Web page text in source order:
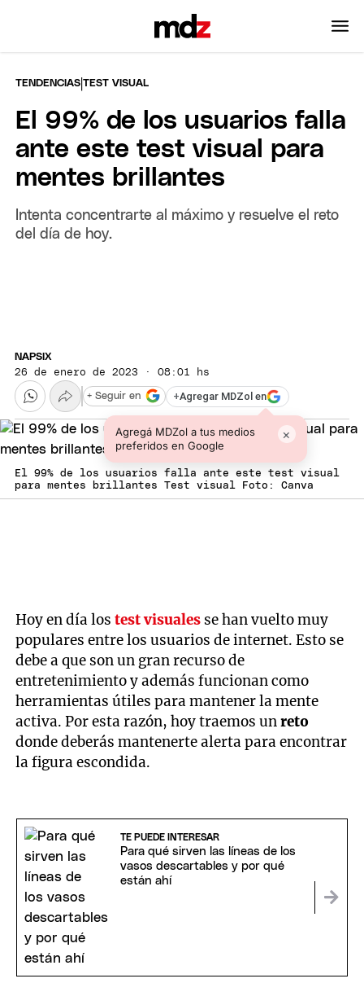
TENDENCIAS |TEST VISUAL
El 99% de los usuarios falla
ante este test visual para
mentes brillantes
Intenta concentrarte al máximo y resuelve el reto
del día de hoy.
NAPSIX
26 de enero de 2023 · 08:01 hs
+Agregar MDZol en
Agregá MDZol a tus medios
preferidos en Google
×
+ Seguir en
El 99% de los usuarios falla ante este test visual
para mentes brillantes Test visual Foto: Canva
Hoy en día los test visuales se han vuelto muy
populares entre los usuarios de internet. Esto se
debe a que son un gran recurso de
entretenimiento y además funcionan como
herramientas útiles para mantener la mente
activa. Por esta razón, hoy traemos unreto
donde deberás mantenerte alerta para encontrar
la figura escondida.
TE PUEDE INTERESAR
Para qué sirven las líneas de los
vasos descartables y por qué
están ahí